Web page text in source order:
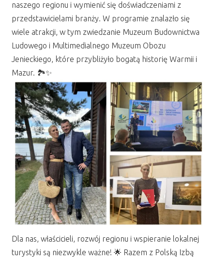
naszego regionu i wymienić się doświadczeniami z
przedstawicielami branży. W programie znalazło się
wiele atrakcji, w tym zwiedzanie Muzeum Budownictwa
Ludowego i Multimedialnego Muzeum Obozu
Jenieckiego, które przybliżyło bogatą historię Warmii i
Mazur. 🏞️✨
Dla nas, właścicieli, rozwój regionu i wspieranie lokalnej
turystyki są niezwykle ważne! 🌟 Razem z Polską Izbą